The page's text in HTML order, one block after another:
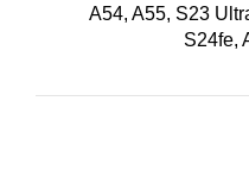
A54, A55, S23
S24fe,